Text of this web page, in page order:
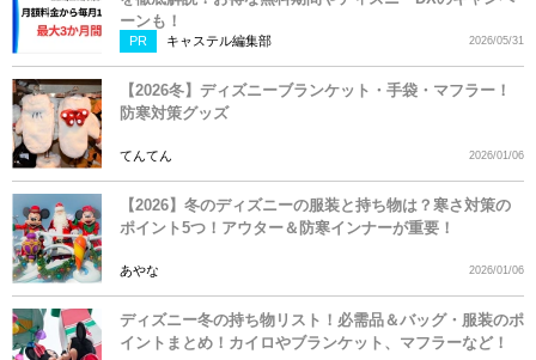
ーンも！
PR キャステル編集部 2026/05/31
【2026冬】ディズニーブランケット・手袋・マフラー！
防寒対策グッズ
てんてん 2026/01/06
【2026】冬のディズニーの服装と持ち物は？寒さ対策の
ポイント5つ！アウター＆防寒インナーが重要！
あやな 2026/01/06
ディズニー冬の持ち物リスト！必需品＆バッグ・服装のポ
イントまとめ！カイロやブランケット、マフラーなど！